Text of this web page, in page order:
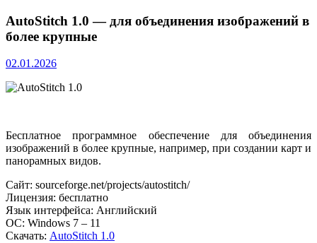
AutoStitch 1.0 — для объединения изображений в
более крупные
02.01.2026
Бесплатное программное обеспечение для объединения
изображений в более крупные, например, при создании карт и
панорамных видов.
Сайт: sourceforge.net/projects/autostitch/
Лицензия: бесплатно
Язык интерфейса: Английский
ОС: Windows 7 – 11
Скачать: AutoStitch 1.0